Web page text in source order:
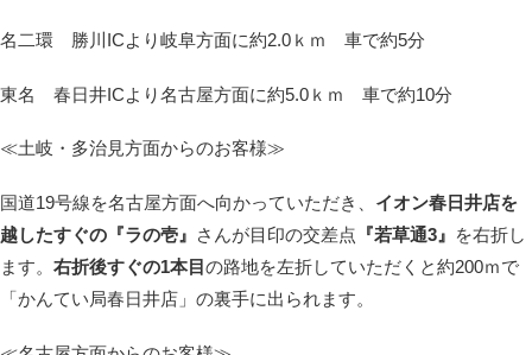
名二環 勝川ICより岐阜方面に約2.0ｋｍ 車で約5分
東名 春日井ICより名古屋方面に約5.0ｋｍ 車で約10分
≪土岐・多治見方面からのお客様≫
国道19号線を名古屋方面へ向かっていただき、 イオン春日井店を
越したすぐの『ラの壱』 さんが目印の交差点 『若草通3』 を右折し
ます。 右折後すぐの1本目 の路地を左折していただくと約200ｍで
「かんてい局春日井店」の裏手に出られます。